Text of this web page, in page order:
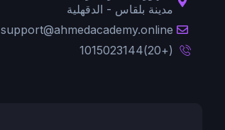
مدينة بلقاس - الدقهلية
support@ahmedacademy.online
(+20)1015023144